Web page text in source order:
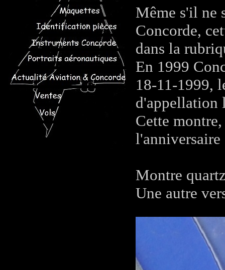
Même s'il ne
Concorde,
dans la
En 1999
18-11-1999,
d'appellation
Cette
l'anniversaire
Montre
Une autre